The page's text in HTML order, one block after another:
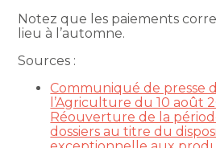
Notez que les paiements
lieu à l’automne.
Sources :
Communiqué de presse
l’Agriculture du 10 août
Réouverture de la
dossiers au titre du